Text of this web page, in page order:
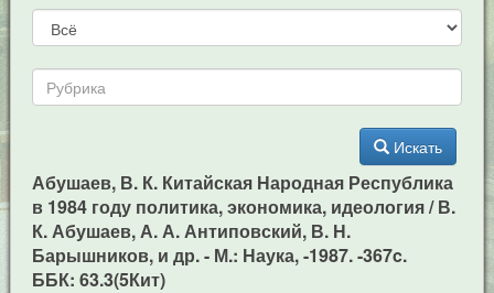
Искать
Абушаев, В. К. Китайская Народная Республика
в 1984 году политика, экономика, идеология / В.
К. Абушаев, А. А. Антиповский, В. Н.
Барышников, и др. - М.: Наука, -1987. -367c.
ББК: 63.3(5Кит)